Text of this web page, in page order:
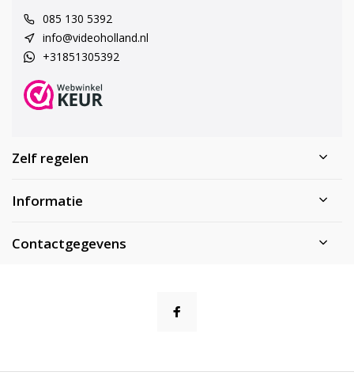
085 130 5392
info@videoholland.nl
+31851305392
Zelf regelen
Informatie
Contactgegevens